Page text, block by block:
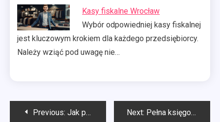
Kasy fiskalne Wrocław
Wybór odpowiedniej kasy fiskalnej
jest kluczowym krokiem dla każdego przedsiębiorcy.
Należy wziąć pod uwagę nie…
Nawigacja
Previous: Jak prać koce w pralce? Next: Pełna księgowość Łódź